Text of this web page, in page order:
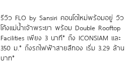
รีวิว FLO by Sansiri คอนโดใหม่พร้อมอยู่ วิว
โค้งแม่น้ำเจ้าพระยา พร้อม Double Rooftop
Facilities เพียง 3 นาที* ถึง ICONSIAM และ
350 ม.* ถึงรถไฟฟ้าสายสีทอง เริ่ม 3.29 ล้าน
บาท*